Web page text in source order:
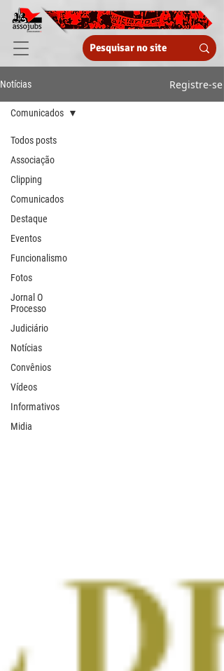
Notícias Registre-se
Todos posts
Associação
Clipping
Comunicados
Destaque
Eventos
Funcionalismo
Fotos
Jornal O
Processo
Judiciário
Notícias
Convênios
Vídeos
Informativos
Midia
Comunicados